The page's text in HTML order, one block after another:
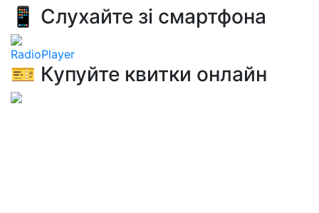
📱 Слухайте зі смартфона
RadioPlayer
🎫 Купуйте квитки онлайн